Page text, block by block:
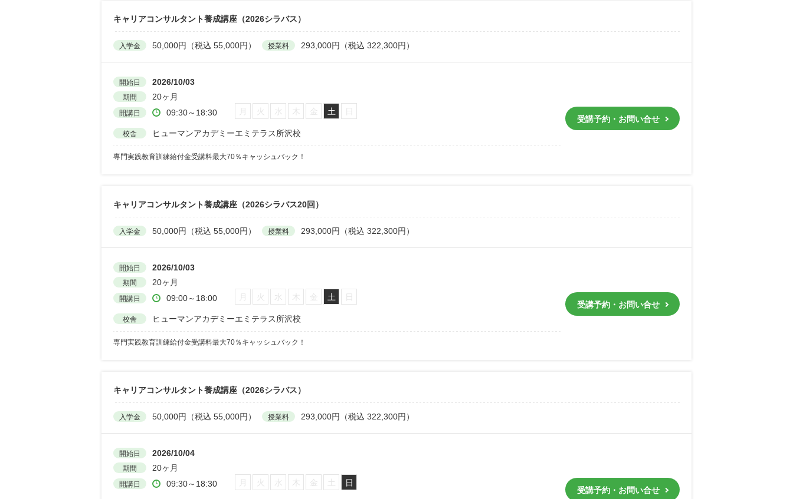
キャリアコンサルタント養成講座（2026シラバス）
入学金 50,000円（税込 55,000円） 授業料 293,000円（税込 322,300円）
開始日 2026/10/03
期間 20ヶ月
開講日 09:30～18:30 月 火 水 木 金 土 日
校舎 ヒューマンアカデミーエミテラス所沢校
専門実践教育訓練給付金受講料最大70％キャッシュバック！
受講予約・お問い合せ
キャリアコンサルタント養成講座（2026シラバス20回）
入学金 50,000円（税込 55,000円） 授業料 293,000円（税込 322,300円）
開始日 2026/10/03
期間 20ヶ月
開講日 09:00～18:00 月 火 水 木 金 土 日
校舎 ヒューマンアカデミーエミテラス所沢校
専門実践教育訓練給付金受講料最大70％キャッシュバック！
受講予約・お問い合せ
キャリアコンサルタント養成講座（2026シラバス）
入学金 50,000円（税込 55,000円） 授業料 293,000円（税込 322,300円）
開始日 2026/10/04
期間 20ヶ月
開講日 09:30～18:30 月 火 水 木 金 土 日
受講予約・お問い合せ